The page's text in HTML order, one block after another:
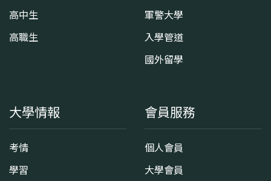
高中生
高職生
軍警大學
入學管道
國外留學
大學情報
考情
學習
會員服務
個人會員
大學會員